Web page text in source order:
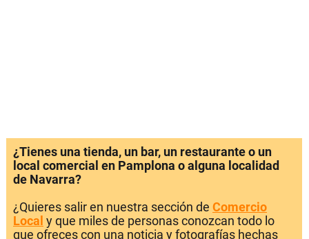
¿Tienes una tienda, un bar, un restaurante o un
local comercial en Pamplona o alguna localidad
de Navarra?
¿Quieres salir en nuestra sección de Comercio
Local y que miles de personas conozcan todo lo
que ofreces con una noticia y fotografías hechas